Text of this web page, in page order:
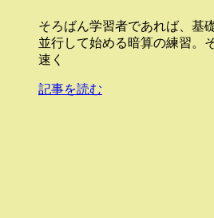
そろばん学習者であれば、基
並行して始める暗算の練習。
速く
記事を読む